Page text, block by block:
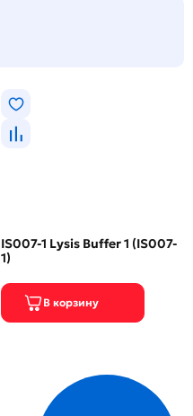
IS007-1 Lysis Buffer 1 (IS007-
1)